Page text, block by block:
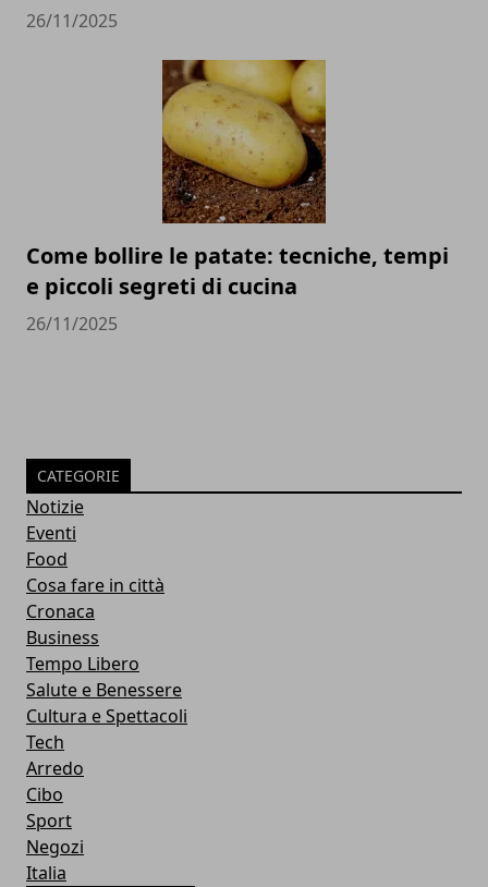
26/11/2025
Come bollire le patate: tecniche, tempi
e piccoli segreti di cucina
26/11/2025
CATEGORIE
Notizie
Eventi
Food
Cosa fare in città
Cronaca
Business
Tempo Libero
Salute e Benessere
Cultura e Spettacoli
Tech
Arredo
Cibo
Sport
Negozi
Italia